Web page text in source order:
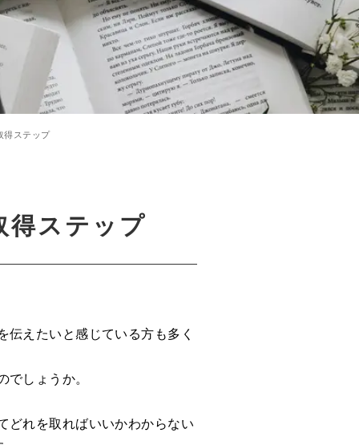
得ステップ
得ステップ
えたいと感じている方も多く
しょうか。
どれを取ればいいかわからない